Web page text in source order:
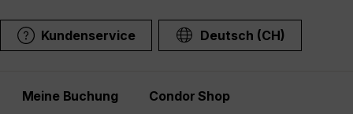
Kundenservice Deutsch (CH)
Meine Buchung Condor Shop